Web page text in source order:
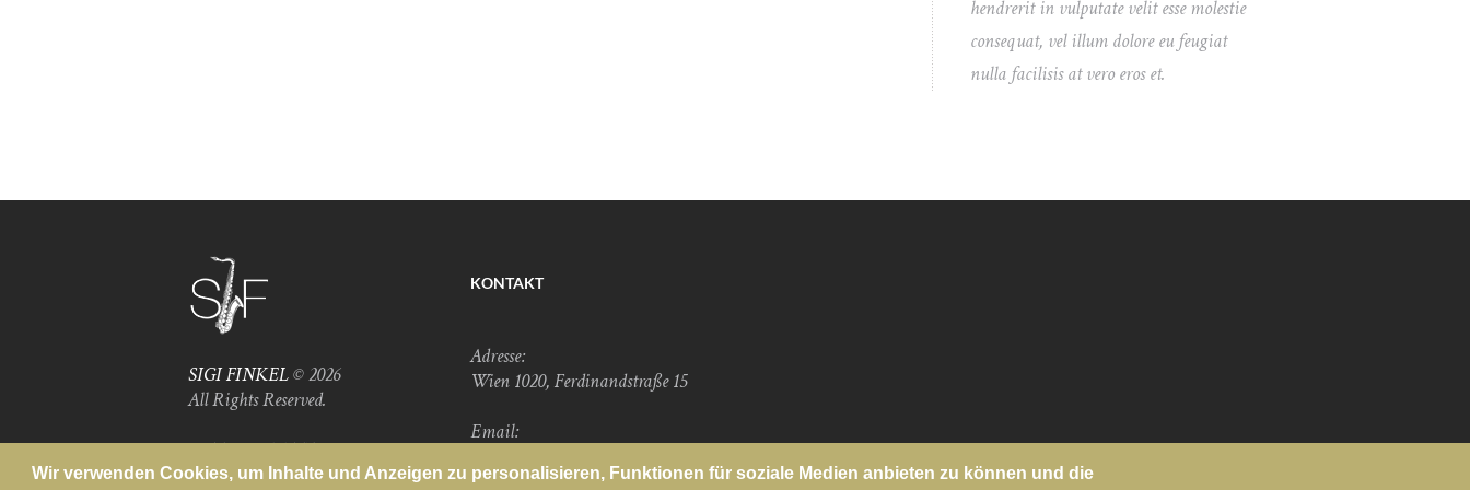
Wir verwenden Cookies, um Inhalte und Anzeigen zu personalisieren, Funktionen für soziale Medien anbieten zu können und die
hendrerit in vulputate velit esse molestie
consequat, vel illum dolore eu feugiat
nulla facilisis at vero eros et.
SIGI FINKEL© 2026
All Rights Reserved.
DATENSCHUTZ
KONTAKT
Adresse:
Wien 1020, Ferdinandstraße 15
Email: